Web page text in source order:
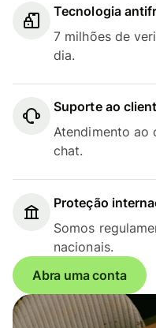
Tecnologia
7 milhões de
dia.
Suporte ao
Atendimento ao
chat.
Proteção
Somos
nacionais.
Abra uma conta